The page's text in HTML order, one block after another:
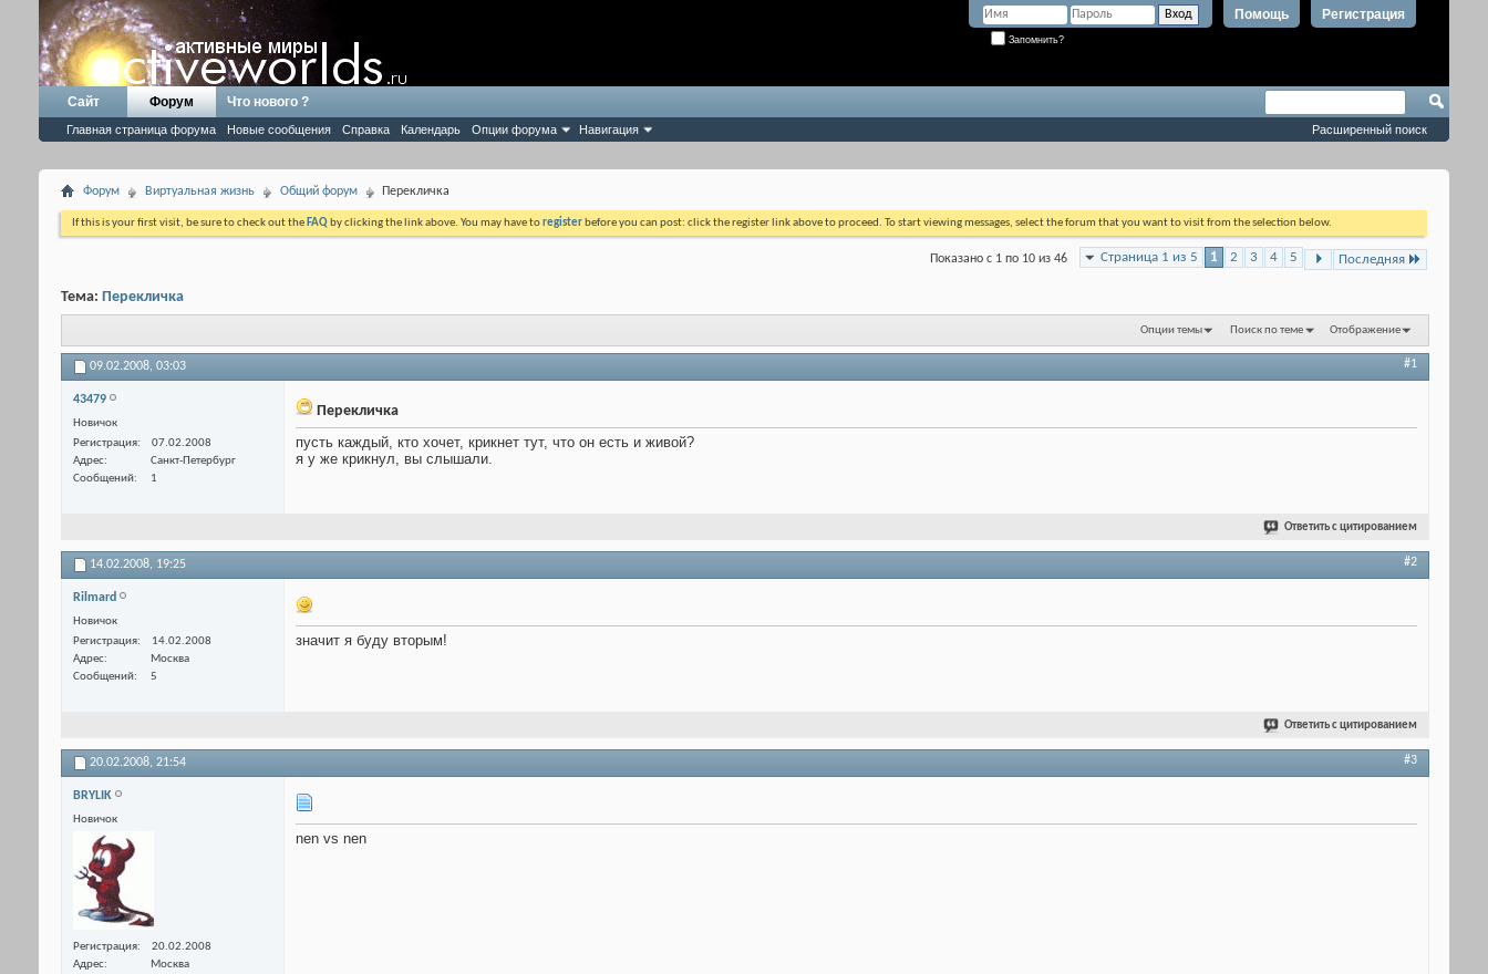
Регистрация
Помощь
Запомнить?
Сайт Форум
Главная страница форума Новые сообщения Справка Календарь Опции форума Навигация
Что нового ?
Расширенный поиск
Форум Виртуальная жизнь Общий форум Перекличка
If this is your first visit, be sure to check out the FAQ by clicking the link above. You may have toregister before you can post: click the register link above to proceed. To start viewing messages, select the forum that you want to visit from the selection below.
Страница 1 из 5 1 2 3 4 5 Последняя
Показано с 1 по 10 из 46
Тема: Перекличка
Опции темы Поиск по теме Отображение
09.02.2008, 03:03 #1
43479
Новичок
Регистрация
07.02.2008
Адрес
Санкт-Петербург
Сообщений
1
Перекличка
пусть каждый, кто хочет, крикнет тут, что он есть и живой?
я у же крикнул, вы слышали.
Ответить с цитированием
14.02.2008, 19:25 #2
Rilmard
Новичок
Регистрация
14.02.2008
Адрес
Москва
Сообщений
5
значит я буду вторым!
Ответить с цитированием
20.02.2008, 21:54 #3
BRYLIK
Новичок
Регистрация
20.02.2008
Адрес
Москва
nen vs nen